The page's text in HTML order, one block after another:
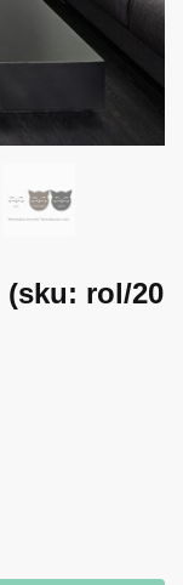
(sku: rol/20